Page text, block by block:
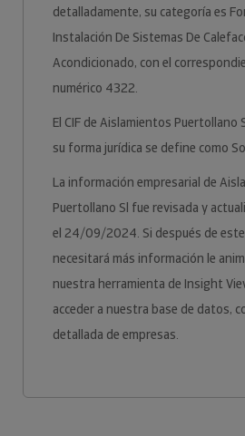
detalladamente, su categoría es
Instalación De Sistemas De
Acondicionado, con el
numérico 4322.
El CIF de Aislamientos Puertollano
su forma jurídica se define como
La información empresarial de
Puertollano Sl fue revisada y
el 24/09/2024. Si después de
necesitará más información le
nuestra herramienta de Insight
acceder a nuestra base de datos,
detallada de empresas.